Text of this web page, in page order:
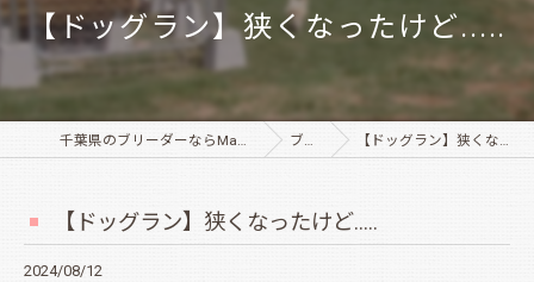
【ドッグラン】狭くなったけど.....
千葉県のブリーダーならMagnolia Dog Site ブログ 【ドッグラン】狭くなったけど.....
【ドッグラン】狭くなったけど.....
2024/08/12